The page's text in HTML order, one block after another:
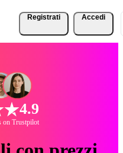
Registrati Accedi
4.9
on Trustpilot